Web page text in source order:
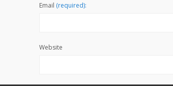
Email (required):
Website